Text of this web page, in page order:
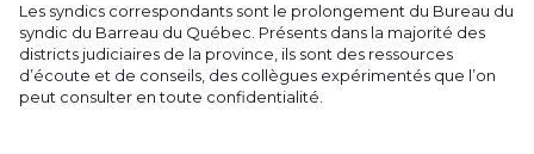
Les syndics correspondants sont le prolongement du Bureau du
syndic du Barreau du Québec. Présents dans la majorité des
districts judiciaires de la province, ils sont des ressources
d’écoute et de conseils, des collègues expérimentés que l’on
peut consulter en toute confidentialité.